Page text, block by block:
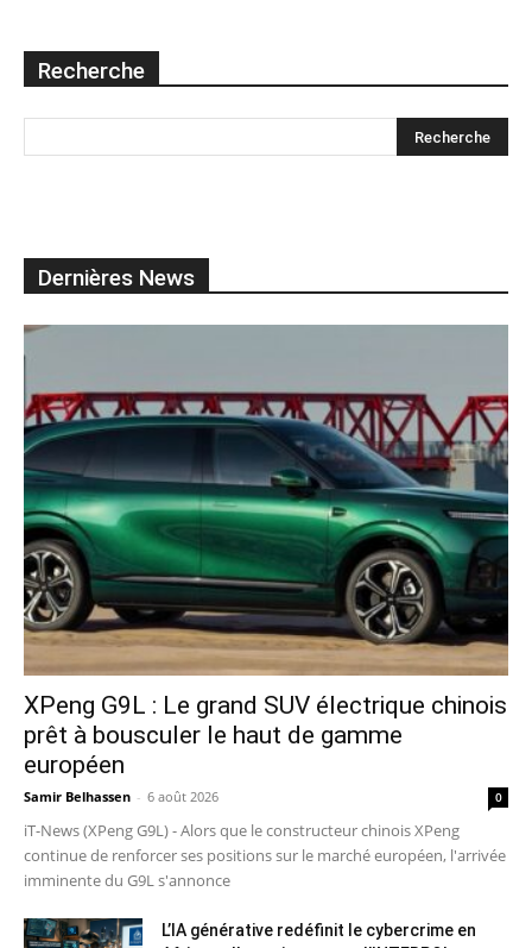
Recherche
Dernières News
XPeng G9L : Le grand SUV électrique chinois
prêt à bousculer le haut de gamme
européen
Samir Belhassen - 6 août 2026 0
iT-News (XPeng G9L) - Alors que le constructeur chinois XPeng
continue de renforcer ses positions sur le marché européen, l'arrivée
imminente du G9L s'annonce
L’IA générative redéfinit le cybercrime en